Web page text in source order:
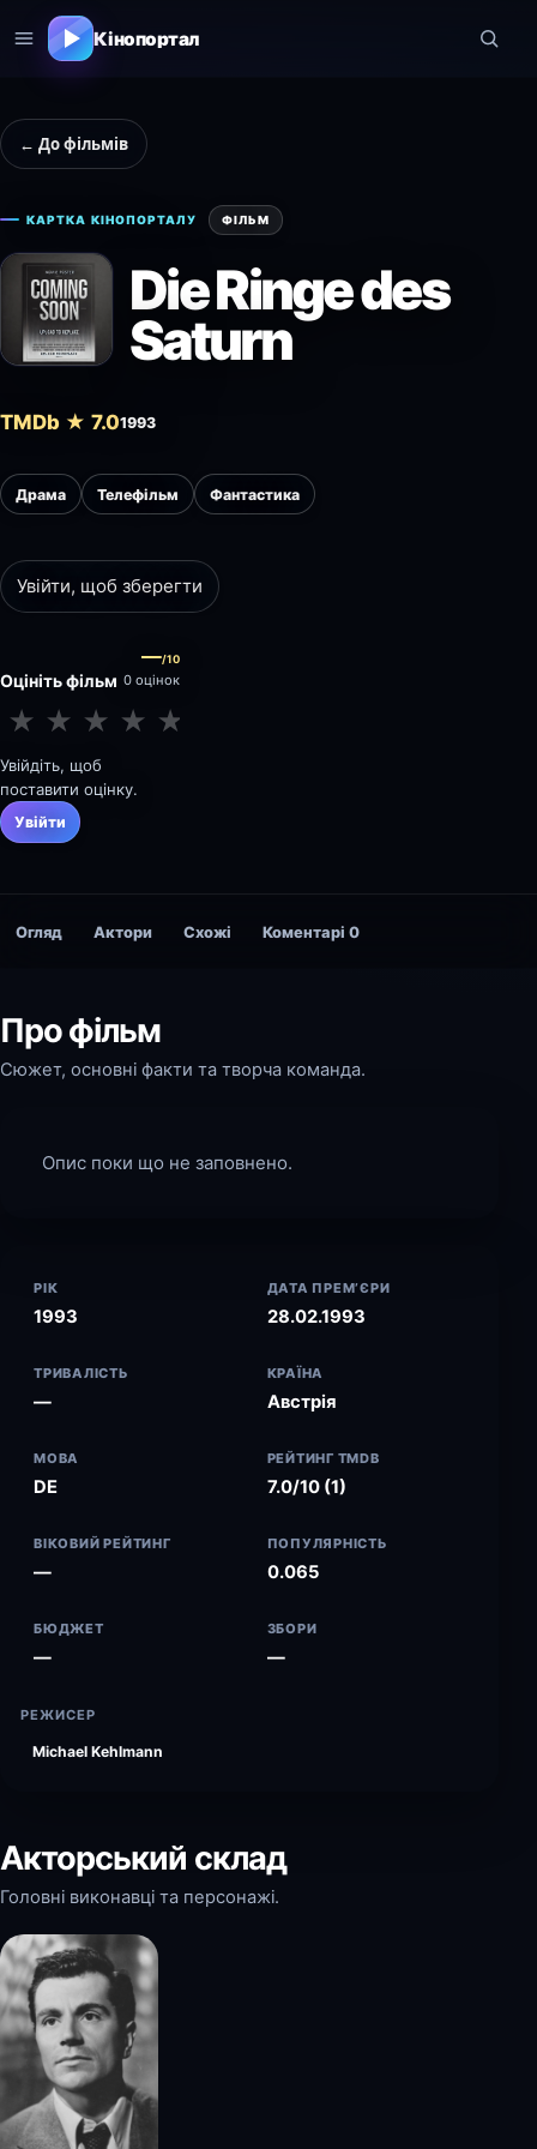
Кінопортал
← До фільмів
КАРТКА КІНОПОРТАЛУ ФІЛЬМ
Die Ringe des
Saturn
TMDb ★ 7.01993
Драма Телефільм Фантастика
Увійти, щоб зберегти
Оцініть фільм
—/10
0 оцінок
★ ★ ★ ★ ★
Увійдіть, щоб
поставити оцінку.
Увійти
Огляд Актори Схожі Коментарі 0
Про фільм
Сюжет, основні факти та творча команда.
Опис поки що не заповнено.
РІК
1993
ДАТА ПРЕМ’ЄРИ
28.02.1993
ТРИВАЛІСТЬ
—
КРАЇНА
Австрія
МОВА
DE
РЕЙТИНГ TMDB
7.0/10 (1)
ВІКОВИЙ РЕЙТИНГ
—
ПОПУЛЯРНІСТЬ
0.065
БЮДЖЕТ
—
ЗБОРИ
—
РЕЖИСЕР
Michael Kehlmann
Акторський склад
Головні виконавці та персонажі.